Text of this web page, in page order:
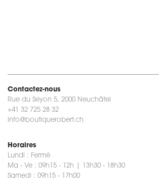
Contactez-nous
Rue du Seyon 5, 2000 Neuchâtel
+41 32 725 28 32
info@boutiquerobert.ch
Horaires
Lundi : Fermé
Ma - Ve : 09h15 - 12h | 13h30 - 18h30
Samedi : 09h15 - 17h00